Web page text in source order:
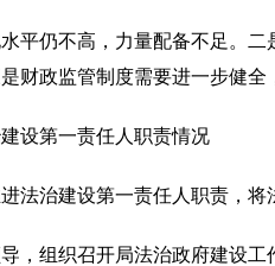
仍不高，力量配备不足。二
财政监管制度需要进一步健全
设第一责任人职责情况
治建设第一责任人职责，将
组织召开局法治政府建设工